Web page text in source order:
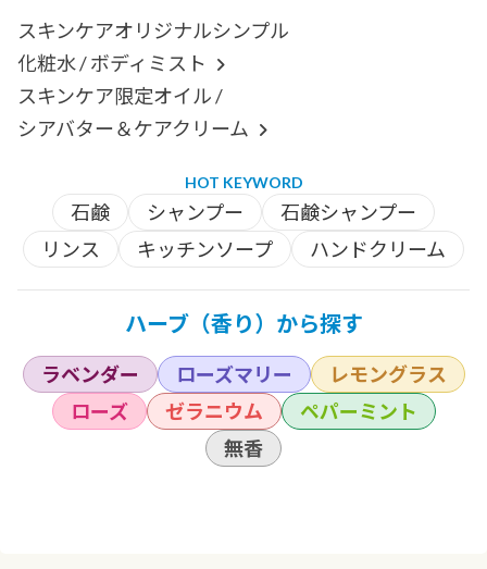
スキンケアオリジナルシンプル
化粧水 / ボディミスト
スキンケア限定オイル /
シアバター＆ケアクリーム
HOT KEYWORD
石鹸 シャンプー
石鹸シャンプー
リンス
キッチンソープ ハンドクリーム
ハーブ（香り）から探す
ラベンダー ローズマリー
レモングラス
ローズ
ゼラニウム
ペパーミント
無香